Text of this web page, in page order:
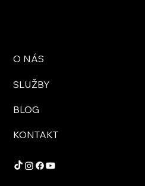
O NÁS
SLUŽBY
BLOG
KONTAKT